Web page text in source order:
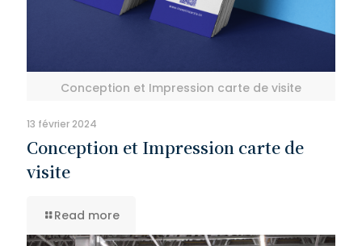
Conception et Impression carte de visite
13 février 2024
Conception et Impression carte de
visite
Read more